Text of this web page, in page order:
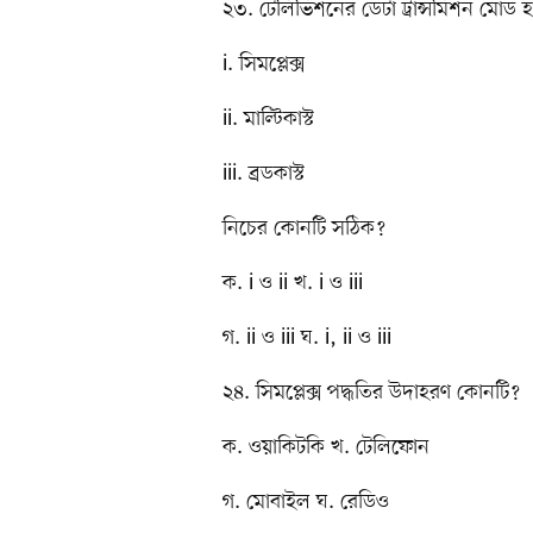
২৩. টেলিভিশনের ডেটা ট্রান্সমিশন মোড
i. সিমপ্লেক্স
ii. মাল্টিকাস্ট
iii. ব্রডকাস্ট
নিচের কোনটি সঠিক?
ক. i ও ii খ. i ও iii
গ. ii ও iii ঘ. i, ii ও iii
২৪. সিমপ্লেক্স পদ্ধতির উদাহরণ কোনটি?
ক. ওয়াকিটকি খ. টেলিফোন
গ. মোবাইল ঘ. রেডিও